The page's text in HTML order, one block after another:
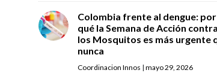
Colombia frente al dengue: por
qué la Semana de Acción contra
los Mosquitos es más urgente
nunca
Coordinacion Innos | mayo 29, 2026